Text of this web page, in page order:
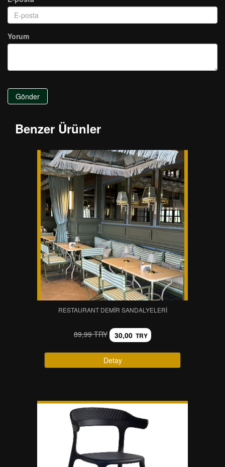
Yorum
Gönder
Benzer Ürünler
RESTAURANT DEMIR SANDALYELERI
89,99 TRY 30,00 TRY
Detay